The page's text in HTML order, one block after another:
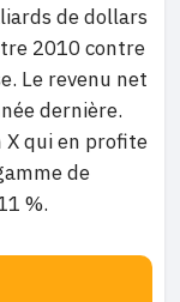
de dollars
2010 contre
Le revenu net
dernière.
X qui en profite
de
%.